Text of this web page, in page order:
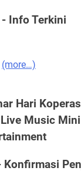
Info Terkini
(more…)
Hari
Music Mini